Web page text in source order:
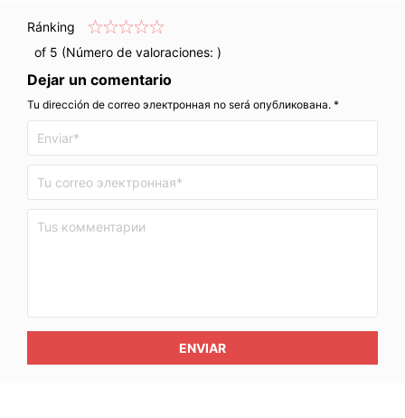
Ránking
of 5 (Número de valoraciones: )
Dejar un comentario
Tu dirección de correo электронная no será опубликована. *
ENVIAR